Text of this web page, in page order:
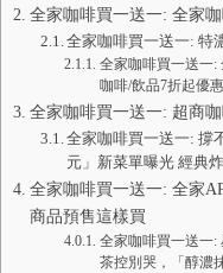
全家咖啡買一送一: 全家
全家咖啡買一送一: 特
全家咖啡買一送一:
咖啡/飲品7折起優惠
全家咖啡買一送一: 超商
全家咖啡買一送一: 撐
元」新菜單曝光 經典
全家咖啡買一送一: 全家
商品預售這樣買
全家咖啡買一送一:
茶控別哭，「醇濃